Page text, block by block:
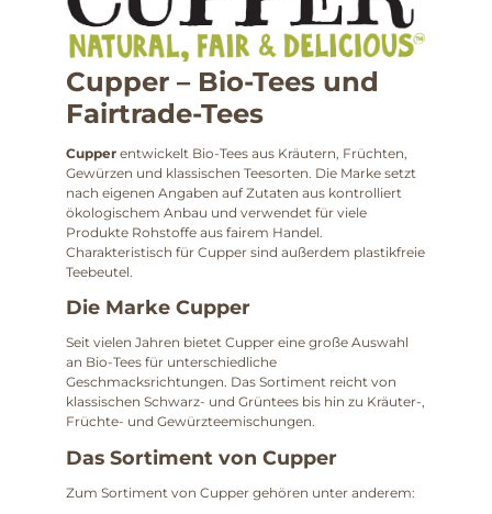
Cupper – Bio-Tees und
Fairtrade-Tees
Cupper entwickelt Bio-Tees aus Kräutern, Früchten,
Gewürzen und klassischen Teesorten. Die Marke setzt
nach eigenen Angaben auf Zutaten aus kontrolliert
ökologischem Anbau und verwendet für viele
Produkte Rohstoffe aus fairem Handel.
Charakteristisch für Cupper sind außerdem plastikfreie
Teebeutel.
Die Marke Cupper
Seit vielen Jahren bietet Cupper eine große Auswahl
an Bio-Tees für unterschiedliche
Geschmacksrichtungen. Das Sortiment reicht von
klassischen Schwarz- und Grüntees bis hin zu Kräuter-,
Früchte- und Gewürzteemischungen.
Das Sortiment von Cupper
Zum Sortiment von Cupper gehören unter anderem: